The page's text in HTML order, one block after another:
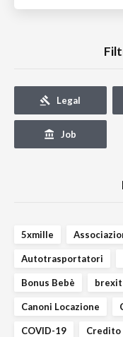
Legal
Job
5xmille
Autotrasportatori
Bonus Bebè brexit
Canoni Locazione
COVID-19 Credito